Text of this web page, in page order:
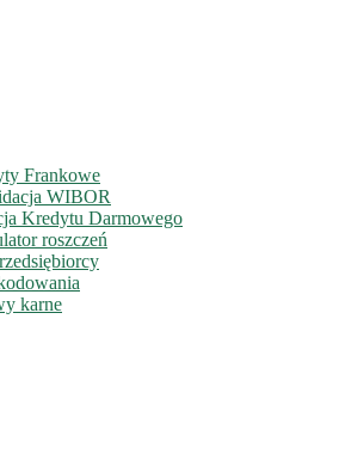
Frankowe
WIBOR
Kredytu Darmowego
roszczeń
karne